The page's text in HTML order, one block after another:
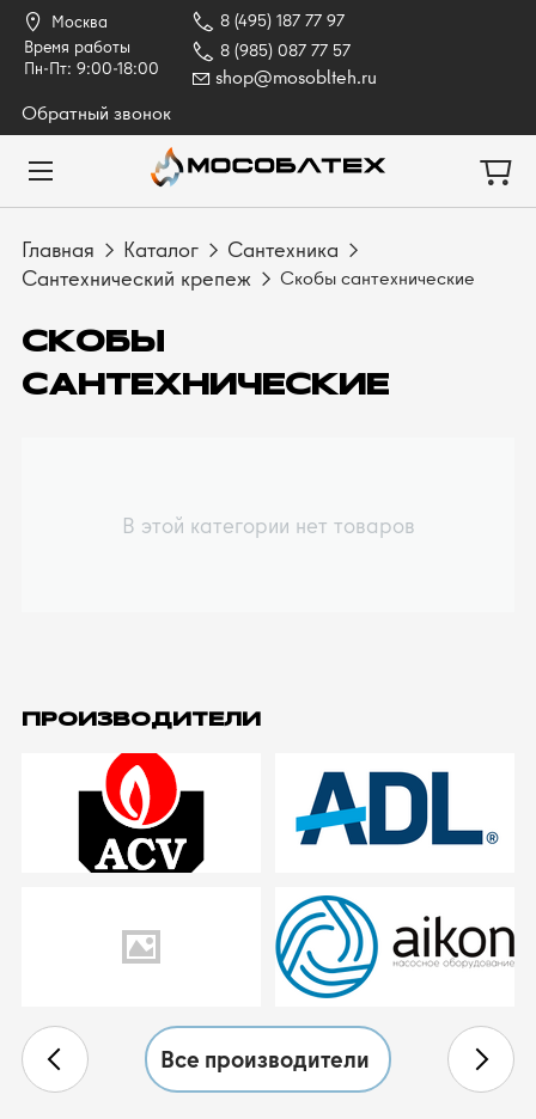
Москва
8 (495) 187 77 97
8 (985) 087 77 57
shop@mosoblteh.ru
Время работы
Пн-Пт: 9:00-18:00
Обратный звонок
Главная Каталог
Сантехника
Сантехнический крепеж
Скобы сантехнические
СКОБЫ
САНТЕХНИЧЕСКИЕ
В этой категории нет товаров
ПРОИЗВОДИТЕЛИ
Все производители